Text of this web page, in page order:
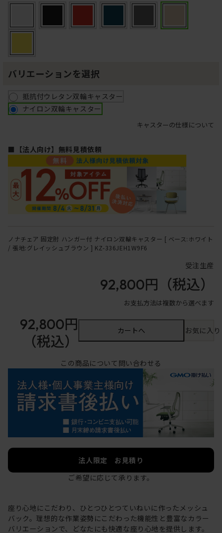
バリエーションを選択
抵抗付ウレタン双輪キャスター
ナイロン双輪キャスター
キャスターの仕様について
■【法人向け】無料見積依頼
ノナチェア 固定肘 ハンガー付 ナイロン双輪キャスター [ ベース:ホワイト
/ 張地:グレイッシュブラウン ] KZ-336JEH1W9F6
受注生産
92,800円 （税込）
お支払方法は複数から選べます
92,800円
（税込）
カートへ お気に入
この商品について問い合わせる
法人限定 お見積り
ご希望に応じて承ります。
座り心地にこだわり、ひとつひとつていねいに作ったメッシュ
バック。理想的な作業姿勢にこだわった機能性と豊富なカラー
バリエーションで、どなたにも快適な座り心地を提供します。